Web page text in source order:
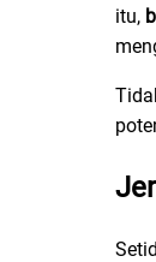
itu,